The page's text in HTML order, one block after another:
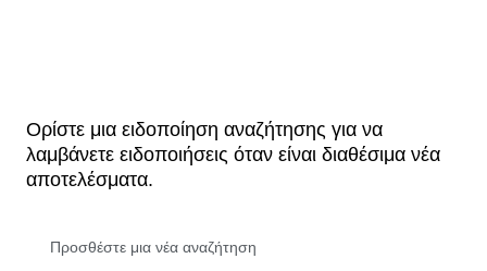
Ορίστε μια ειδοποίηση αναζήτησης για να
λαμβάνετε ειδοποιήσεις όταν είναι διαθέσιμα νέα
αποτελέσματα.